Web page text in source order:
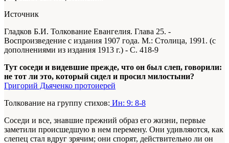
Источник
Гладков Б.И. Толкование Евангелия. Глава 25. -
Воспроизведение с издания 1907 года. М.: Столица, 1991. (с
дополнениями из издания 1913 г.) - С. 418-9
Тут соседи и видевшие прежде, что он был слеп, говорили:
не тот ли это, который сидел и просил милостыни?
Григорий Дьяченко протоиерей
Толкование на группу стихов: Ин: 9: 8-8
Соседи и все, знавшие прежний образ его жизни, первые
заметили происшедшую в нем перемену. Они удивляются, как
слепец стал вдруг зрячим; они спорят, действительно ли он